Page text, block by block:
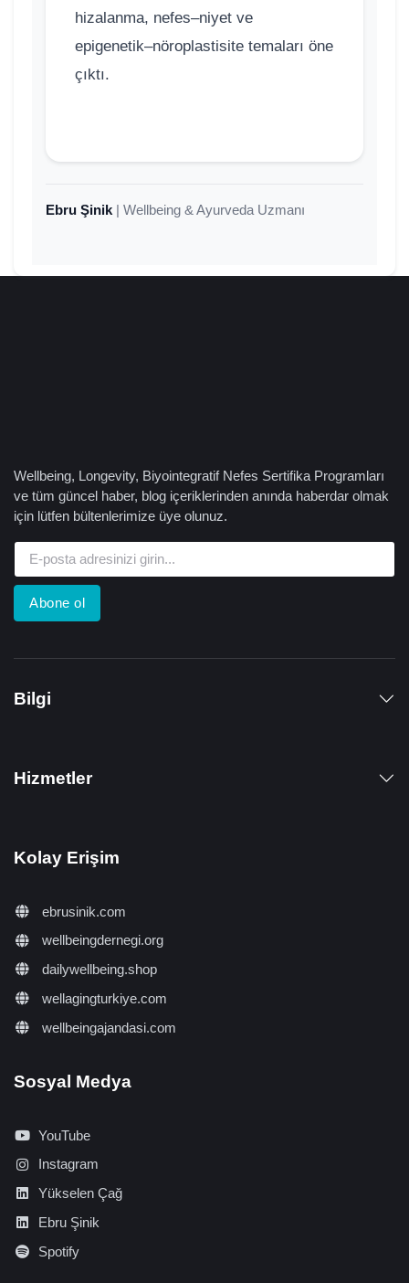
hizalanma, nefes–niyet ve
epigenetik–nöroplastisite temaları öne
çıktı.
Ebru Şinik | Wellbeing & Ayurveda Uzmanı
Wellbeing, Longevity, Biyointegratif Nefes Sertifika Programları
ve tüm güncel haber, blog içeriklerinden anında haberdar olmak
için lütfen bültenlerimize üye olunuz.
Abone ol
Bilgi
Hizmetler
Kolay Erişim
ebrusinik.com
wellbeingdernegi.org
dailywellbeing.shop
wellagingturkiye.com
wellbeingajandasi.com
Sosyal Medya
YouTube
Instagram
Yükselen Çağ
Ebru Şinik
Spotify